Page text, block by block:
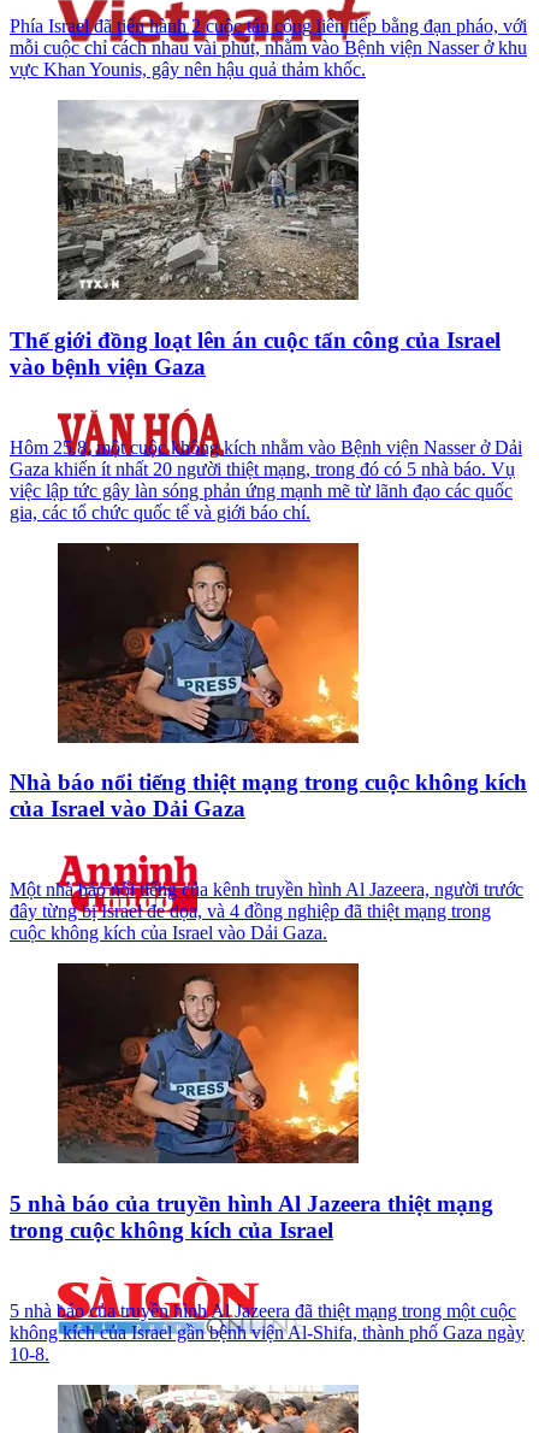
Phía Israel đã tiến hành 2 cuộc tấn công liên tiếp bằng đạn pháo, với
mỗi cuộc chỉ cách nhau vài phút, nhằm vào Bệnh viện Nasser ở khu
vực Khan Younis, gây nên hậu quả thảm khốc.
Thế giới đồng loạt lên án cuộc tấn công của Israel
vào bệnh viện Gaza
Hôm 25.8, một cuộc không kích nhằm vào Bệnh viện Nasser ở Dải
Gaza khiến ít nhất 20 người thiệt mạng, trong đó có 5 nhà báo. Vụ
việc lập tức gây làn sóng phản ứng mạnh mẽ từ lãnh đạo các quốc
gia, các tổ chức quốc tế và giới báo chí.
Nhà báo nổi tiếng thiệt mạng trong cuộc không kích
của Israel vào Dải Gaza
Một nhà báo nổi tiếng của kênh truyền hình Al Jazeera, người trước
đây từng bị Israel đe dọa, và 4 đồng nghiệp đã thiệt mạng trong
cuộc không kích của Israel vào Dải Gaza.
5 nhà báo của truyền hình Al Jazeera thiệt mạng
trong cuộc không kích của Israel
5 nhà báo của truyền hình Al Jazeera đã thiệt mạng trong một cuộc
không kích của Israel gần bệnh viện Al-Shifa, thành phố Gaza ngày
10-8.